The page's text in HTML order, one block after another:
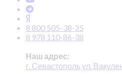
8 800 505-38-25
8 978 110-86-38
Наш адрес:
г. Севастополь ул.